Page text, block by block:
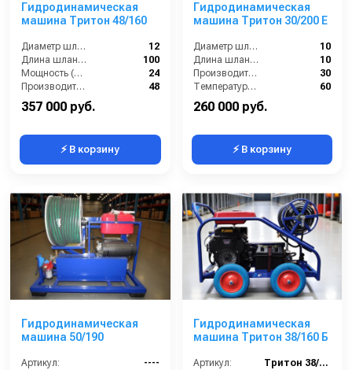
Гидродинамическая
машина Тритон 48/160
Диаметр шланга (⌀) мм::
12
Длина шланга (м):
100
Мощность (л/с):
24
Производительность (л/мин):
48
357 000 руб.
⚡ В корзину
Гидродинамическая
машина Тритон 30/200 Е
Диаметр шланга (⌀) мм::
10
Длина шланга (м):
10
Производительность (л/мин):
30
Температура жидкости (°С) max:
60
260 000 руб.
⚡ В корзину
Гидродинамическая
машина 50/190
Артикул:
----
Гидродинамическая
машина Тритон 38/160 Б
Артикул:
Тритон 38/160 Б